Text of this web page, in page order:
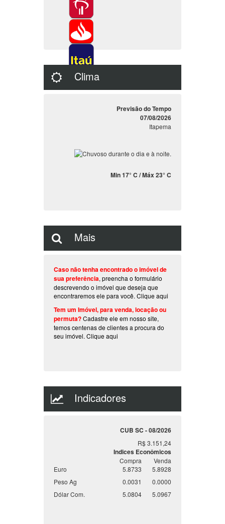
Clima
Previsão do Tempo
07/08/2026
Mais
Caso não tenha encontrado o imóvel de
sua preferência, preencha o formulário
descrevendo o imóvel que deseja que
encontraremos ele para você. Clique aqui
Tem um Imóvel, para venda, locação ou
permuta?Cadastre ele em nosso site,
temos centenas de clientes a procura do
Indicadores
CUB SC - 08/2026
R$ 3.151,24
Indices Econômicos
Compra
Venda
Euro
5.8733
5.8928
Peso Ag
0.0031
0.0000